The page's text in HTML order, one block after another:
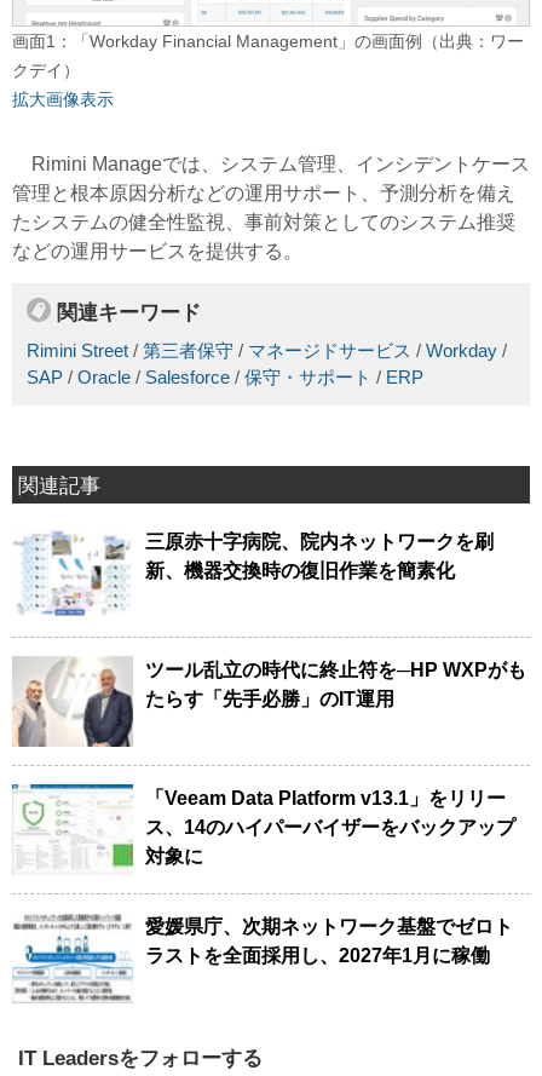
画面1：「Workday Financial Management」の画面例（出典：ワー
クデイ）
拡大画像表示
Rimini Manageでは、システム管理、インシデントケース
管理と根本原因分析などの運用サポート、予測分析を備え
たシステムの健全性監視、事前対策としてのシステム推奨
などの運用サービスを提供する。
関連キーワード
Rimini Street / 第三者保守 / マネージドサービス / Workday /
SAP / Oracle / Salesforce / 保守・サポート / ERP
関連記事
三原赤十字病院、院内ネットワークを刷
新、機器交換時の復旧作業を簡素化
ツール乱立の時代に終止符を─HP WXPがも
たらす「先手必勝」のIT運用
「Veeam Data Platform v13.1」をリリー
ス、14のハイパーバイザーをバックアップ
対象に
愛媛県庁、次期ネットワーク基盤でゼロト
ラストを全面採用し、2027年1月に稼働
IT Leadersをフォローする